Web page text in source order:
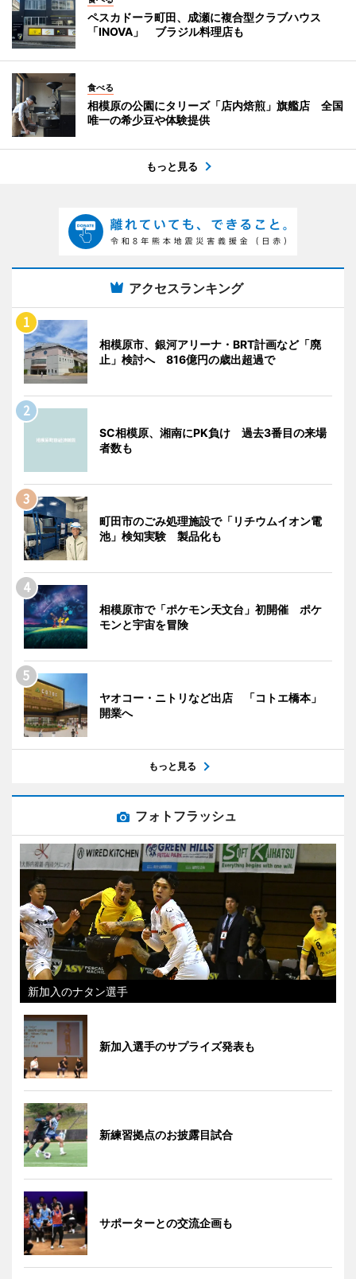
ペスカドーラ町田、成瀬に複合型クラブハウス
「INOVA」 ブラジル料理店も
食べる
相模原の公園にタリーズ「店内焙煎」旗艦店 全国
唯一の希少豆や体験提供
もっと見る
アクセスランキング
相模原市、銀河アリーナ・BRT計画など「廃
止」検討へ 816億円の歳出超過で
SC相模原、湘南にPK負け 過去3番目の来場
者数も
町田市のごみ処理施設で「リチウムイオン電
池」検知実験 製品化も
相模原市で「ポケモン天文台」初開催 ポケ
モンと宇宙を冒険
ヤオコー・ニトリなど出店 「コトエ橋本」
開業へ
もっと見る
フォトフラッシュ
新加入のナタン選手
新加入選手のサプライズ発表も
新練習拠点のお披露目試合
サポーターとの交流企画も